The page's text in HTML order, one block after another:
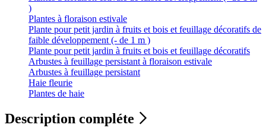
)
Plantes à floraison estivale
Plante pour petit jardin à fruits et bois et feuillage décoratifs de
faible développement (- de 1 m )
Plante pour petit jardin à fruits et bois et feuillage décoratifs
Arbustes à feuillage persistant à floraison estivale
Arbustes à feuillage persistant
Haie fleurie
Plantes de haie
Description compléte